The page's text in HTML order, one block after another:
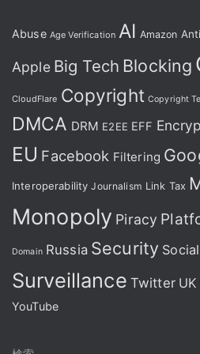
Abuse Age Verification AI Amazon
Apple Big Tech Blocking
CloudFlare Copyright Copyright
DMCA DRM E2EE EFF
EU Facebook Filtering
Interoperability Journalism Link Tax
Monopoly Piracy
Domain Russia Security
Surveillance Twitter UK
YouTube
検